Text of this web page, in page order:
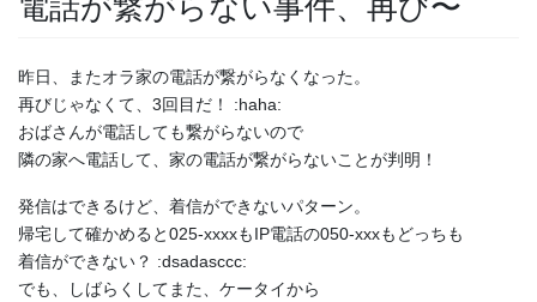
昨日、またオラ家の電話が繋がらなくなった。
再びじゃなくて、3回目だ！ :haha:
おばさんが電話しても繋がらないので
隣の家へ電話して、家の電話が繋がらないことが判明！
発信はできるけど、着信ができないパターン。
帰宅して確かめると025-xxxxもIP電話の050-xxxもどっちも
着信ができない？ :dsadasccc:
でも、しばらくしてまた、ケータイから